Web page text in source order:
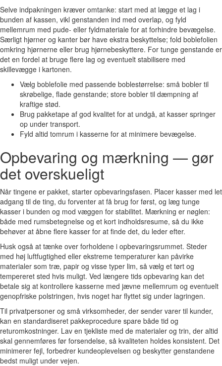
Selve indpakningen kræver omtanke: start med at lægge et lag i
bunden af kassen, vikl genstanden ind med overlap, og fyld
mellemrum med pude- eller fyldmateriale for at forhindre bevægelse.
Særligt hjørner og kanter bør have ekstra beskyttelse; fold boblefolien
omkring hjørnerne eller brug hjørnebeskyttere. For tunge genstande er
det en fordel at bruge flere lag og eventuelt stabilisere med
skillevægge i kartonen.
Vælg boblefolie med passende boblestørrelse: små bobler til
skrøbelige, flade genstande; store bobler til dæmpning af
kraftige stød.
Brug pakketape af god kvalitet for at undgå, at kasser springer
op under transport.
Fyld altid tomrum i kasserne for at minimere bevægelse.
Opbevaring og mærkning — gør
det overskueligt
Når tingene er pakket, starter opbevaringsfasen. Placer kasser med let
adgang til de ting, du forventer at få brug for først, og læg tunge
kasser i bunden og mod væggen for stabilitet. Mærkning er nøglen:
både med rumsbetegnelse og et kort indholdsresume, så du ikke
behøver at åbne flere kasser for at finde det, du leder efter.
Husk også at tænke over forholdene i opbevaringsrummet. Steder
med høj luftfugtighed eller ekstreme temperaturer kan påvirke
materialer som træ, papir og visse typer lim, så vælg et tørt og
tempereret sted hvis muligt. Ved længere tids opbevaring kan det
betale sig at kontrollere kasserne med jævne mellemrum og eventuelt
genopfriske polstringen, hvis noget har flyttet sig under lagringen.
Til privatpersoner og små virksomheder, der sender varer til kunder,
kan en standardiseret pakkeprocedure spare både tid og
returomkostninger. Lav en tjekliste med de materialer og trin, der altid
skal gennemføres før forsendelse, så kvaliteten holdes konsistent. Det
minimerer fejl, forbedrer kundeoplevelsen og beskytter genstandene
bedst muligt under vejen.